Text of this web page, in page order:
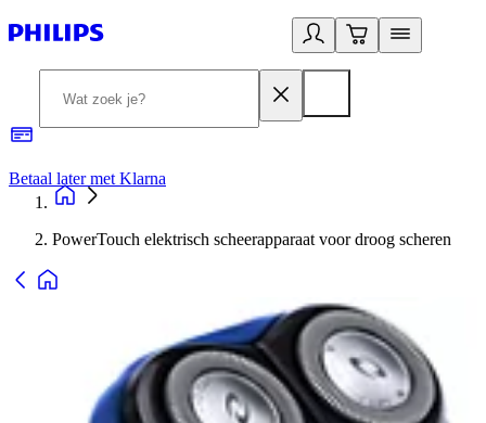
Betaal later met Klarna
PowerTouch elektrisch scheerapparaat voor droog scheren